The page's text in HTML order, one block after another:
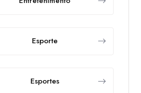
Esporte
Esportes